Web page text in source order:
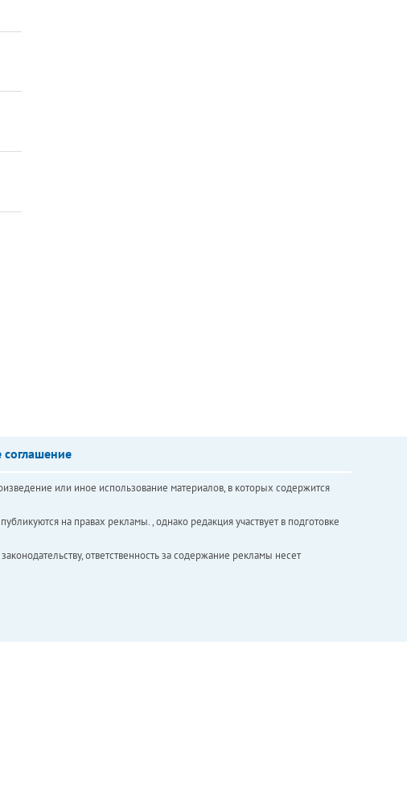
соглашение
или иное использование материалов, в которых содержится
на правах рекламы. , однако редакция участвует в подготовке
ответственность за содержание рекламы несет